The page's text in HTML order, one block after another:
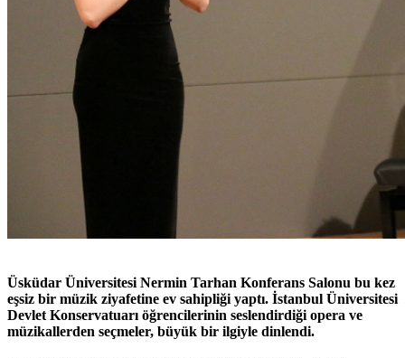
Üsküdar Üniversitesi Nermin Tarhan Konferans Salonu bu kez
eşsiz bir müzik ziyafetine ev sahipliği yaptı. İstanbul Üniversitesi
Devlet Konservatuarı öğrencilerinin seslendirdiği opera ve
müzikallerden seçmeler, büyük bir ilgiyle dinlendi.